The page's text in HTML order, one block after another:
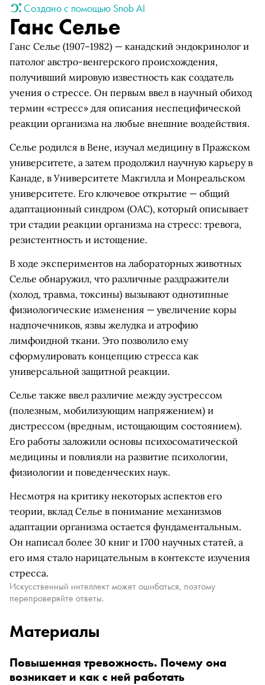
Создано с помощью Snob AI
Ганс Селье
Ганс Селье (1907–1982) — канадский эндокринолог и
патолог австро-венгерского происхождения,
получивший мировую известность как создатель
учения о стрессе. Он первым ввел в научный обиход
термин «стресс» для описания неспецифической
реакции организма на любые внешние воздействия.
Селье родился в Вене, изучал медицину в Пражском
университете, а затем продолжил научную карьеру в
Канаде, в Университете Макгилла и Монреальском
университете. Его ключевое открытие — общий
адаптационный синдром (ОАС), который описывает
три стадии реакции организма на стресс: тревога,
резистентность и истощение.
В ходе экспериментов на лабораторных животных
Селье обнаружил, что различные раздражители
(холод, травма, токсины) вызывают однотипные
физиологические изменения — увеличение коры
надпочечников, язвы желудка и атрофию
лимфоидной ткани. Это позволило ему
сформулировать концепцию стресса как
универсальной защитной реакции.
Селье также ввел различие между эустрессом
(полезным, мобилизующим напряжением) и
дистрессом (вредным, истощающим состоянием).
Его работы заложили основы психосоматической
медицины и повлияли на развитие психологии,
физиологии и поведенческих наук.
Несмотря на критику некоторых аспектов его
теории, вклад Селье в понимание механизмов
адаптации организма остается фундаментальным.
Он написал более 30 книг и 1700 научных статей, а
его имя стало нарицательным в контексте изучения
стресса.
Искусственный интеллект может ошибаться, поэтому
перепроверяйте ответы.
Материалы
Повышенная тревожность. Почему она
возникает и как с ней работать